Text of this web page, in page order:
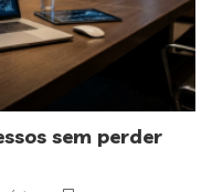
sem perder